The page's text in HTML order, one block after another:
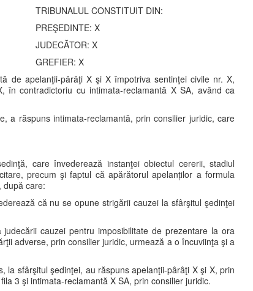
TRIBUNALUL CONSTITUIT DIN:
PREŞEDINTE: X
JUDECĂTOR: X
GREFIER: X
de apelanţii-pârâţi X şi X împotriva sentinţei civile nr. X,
contradictoriu cu intimata-reclamantă X SA, având ca
a răspuns intimata-reclamantă, prin consilier juridic, care
care învederează instanţei obiectul cererii, stadiul
precum şi faptul că apărătorul apelanților a formula
după care:
că nu se opune strigării cauzei la sfârşitul şedinţei
cauzei pentru imposibilitate de prezentare la ora
adverse, prin consilier juridic, urmează a o încuviinţa şi a
la sfârşitul şedinţei, au răspuns apelanţii-pârâţi X şi X, prin
3 şi intimata-reclamantă X SA, prin consilier juridic.